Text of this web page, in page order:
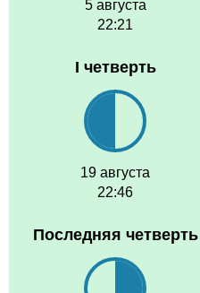
5 августа
22:21
I четверть
19 августа
22:46
Последняя четверть